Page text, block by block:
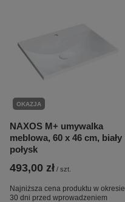
OKAZJA
NAXOS M+ umywalka
meblowa, 60 x 46 cm, biały
połysk
493,00 zł / szt.
Najniższa cena produktu w okresie
30 dni przed wprowadzeniem